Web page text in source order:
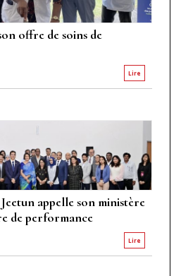
offre de soins de
Lire
appelle son ministère
de performance
Lire